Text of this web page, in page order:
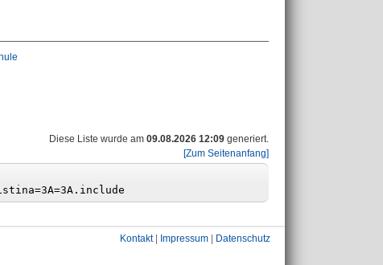
Diese Liste wurde am 09.08.2026 12:09 generiert.
[Zum Seitenanfang]
Kontakt| Impressum Datenschutz